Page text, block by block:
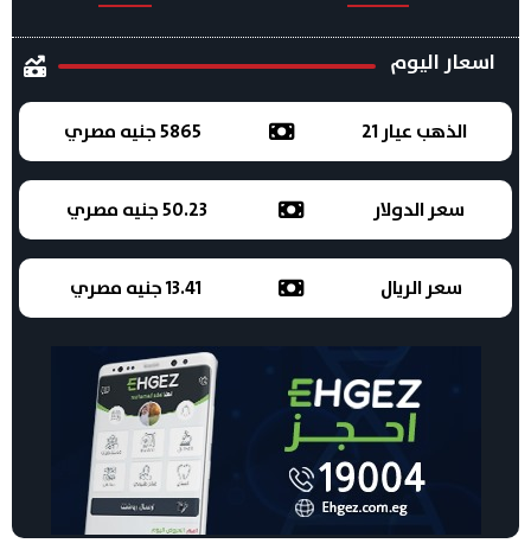
اسعار اليوم
الذهب عيار 21 5865 جنيه مصري
سعر الدولار 50.23 جنيه مصري
سعر الريال 13.41 جنيه مصري